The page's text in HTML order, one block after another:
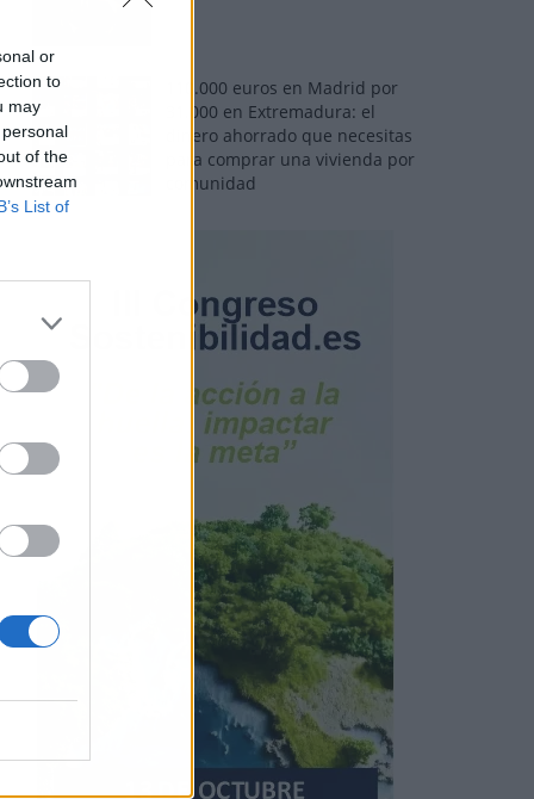
or
to
may
of the
List of
110.000 euros en Madrid por
31.000 en Extremadura: el
dinero ahorrado que necesitas
para comprar una vivienda por
comunidad